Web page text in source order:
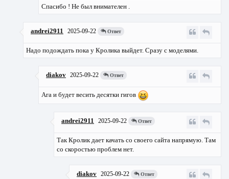
Спасибо ! Не был внимателен .
andrei2911 2025-09-22 Ответ
Надо подождать пока у Кролика выйдет. Сразу с моделями.
diakov 2025-09-22 Ответ
Ага и будет весить десятки гигов
andrei2911 2025-09-22 Ответ
Так Кролик дает качать со своего сайта напрямую. Там
со скоростью проблем нет.
diakov 2025-09-22 Ответ